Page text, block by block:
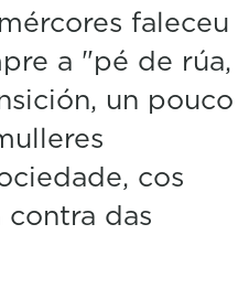
faleceu
a "pé de rúa,
un pouco
cos
das